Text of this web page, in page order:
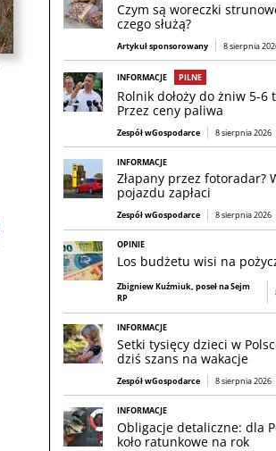
Czym są woreczki
czego służą?
Artykuł sponsorowany 8 sierpnia
INFORMACJE PILNE
Rolnik dołoży do żniw 5-6
Przez ceny paliwa
Zespół wGospodarce 8 sierpnia 2026
INFORMACJE
Złapany przez fotoradar?
pojazdu zapłaci
Zespół wGospodarce 8 sierpnia 2026
OPINIE
Los budżetu wisi na
Zbigniew Kuźmiuk, poseł na Sejm
RP
INFORMACJE
Setki tysięcy dzieci w
dziś szans na wakacje
Zespół wGospodarce 8 sierpnia 2026
INFORMACJE
Obligacje detaliczne: dla
koło ratunkowe na rok